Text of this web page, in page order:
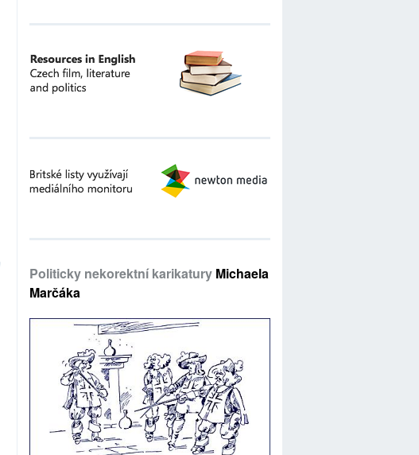
Politicky nekorektní karikatury Michaela
Marčáka